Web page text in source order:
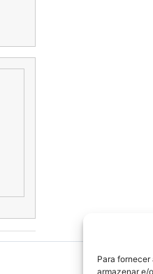
Para
armazenar e/